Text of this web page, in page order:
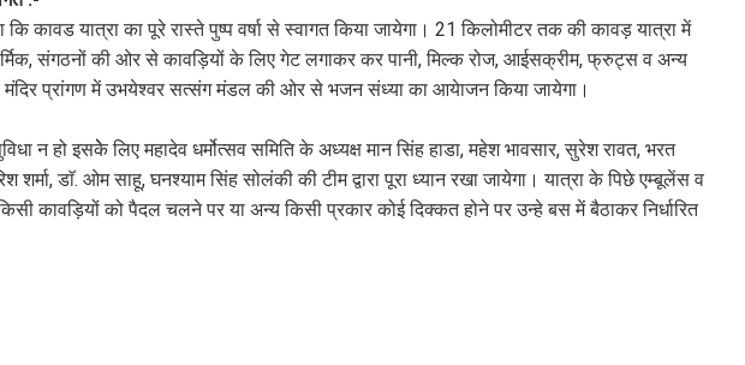
कावड यात्रा का पूरे रास्ते पुष्प वर्षा से स्वागत किया जायेगा। 21 किलोमीटर तक की कावड़ यात्रा में
संगठनों की ओर से कावड़ियों के लिए गेट लगाकर कर पानी, मिल्क रोज, आईसक्रीम, फ्रुट्स व अन्य
मंदिर प्रांगण में उभयेश्वर सत्संग मंडल की ओर से भजन संध्या का आयेाजन किया जायेगा।
न हो इसकेे लिए महादेव धर्मोत्सव समिति के अध्यक्ष मान सिंह हाडा, महेश भावसार, सुरेश रावत, भरत
शर्मा, डाॅ. ओम साहू, घनश्याम सिंह सोलंकी की टीम द्वारा पूरा ध्यान रखा जायेगा। यात्रा के पिछे एम्बूलेंस व
कावड़ियों को पैदल चलने पर या अन्य किसी प्रकार कोई दिक्कत होने पर उन्हे बस में बैठाकर निर्धारित